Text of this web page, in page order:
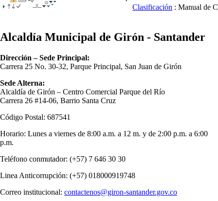
Clasificación : Manual de
Alcaldía Municipal de Girón - Santander
Dirección – Sede Principal:
Carrera 25 No. 30-32, Parque Principal, San Juan de Girón
Sede Alterna:
Alcaldía de Girón – Centro Comercial Parque del Río
Carrera 26 #14-06, Barrio Santa Cruz
Código Postal: 687541
Horario: Lunes a viernes de 8:00 a.m. a 12 m. y de 2:00 p.m. a 6:00
p.m.
Teléfono conmutador: (+57) 7 646 30 30
Linea Anticorrupción: (+57) 018000919748
Correo institucional: contactenos@giron-santander.gov.co